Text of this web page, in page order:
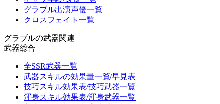
グラブル出演声優一覧
クロスフェイト一覧
グラブルの武器関連
武器総合
全SSR武器一覧
武器スキルの効果量一覧/早見表
技巧スキル効果表/技巧武器一覧
渾身スキル効果表/渾身武器一覧